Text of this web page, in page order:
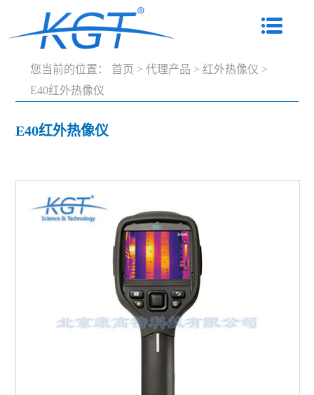
您当前的位置： 首页 > 代理产品 > 红外热像仪 >
E40红外热像仪
E40红外热像仪